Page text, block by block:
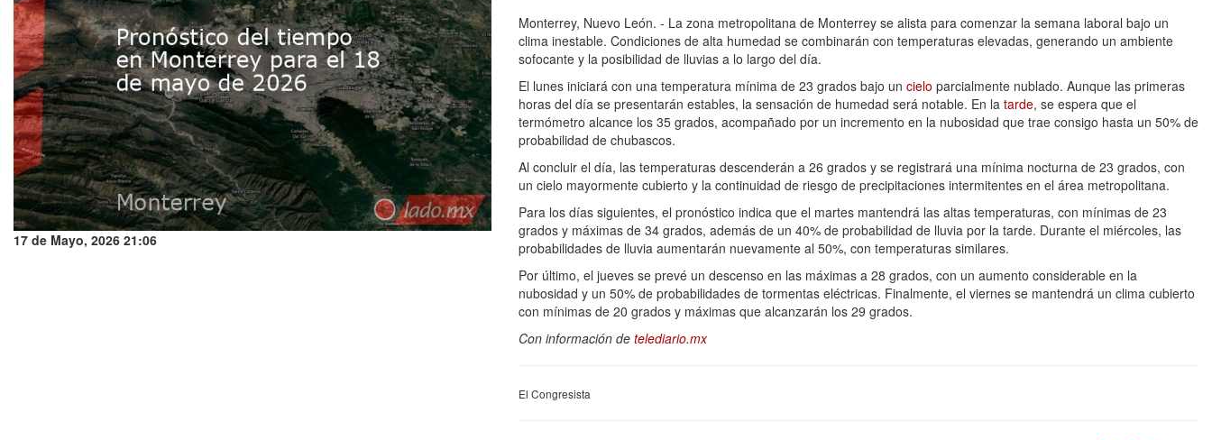
17 de Mayo, 2026 21:06
Monterrey, Nuevo León. - La zona metropolitana de Monterrey se alista para comenzar la semana laboral bajo un
clima inestable. Condiciones de alta humedad se combinarán con temperaturas elevadas, generando un ambiente
sofocante y la posibilidad de lluvias a lo largo del día.
El lunes iniciará con una temperatura mínima de 23 grados bajo un cielo parcialmente nublado. Aunque las primeras
horas del día se presentarán estables, la sensación de humedad será notable. En la tarde, se espera que el
termómetro alcance los 35 grados, acompañado por un incremento en la nubosidad que trae consigo hasta un 50% de
probabilidad de chubascos.
Al concluir el día, las temperaturas descenderán a 26 grados y se registrará una mínima nocturna de 23 grados, con
un cielo mayormente cubierto y la continuidad de riesgo de precipitaciones intermitentes en el área metropolitana.
Para los días siguientes, el pronóstico indica que el martes mantendrá las altas temperaturas, con mínimas de 23
grados y máximas de 34 grados, además de un 40% de probabilidad de lluvia por la tarde. Durante el miércoles, las
probabilidades de lluvia aumentarán nuevamente al 50%, con temperaturas similares.
Por último, el jueves se prevé un descenso en las máximas a 28 grados, con un aumento considerable en la
nubosidad y un 50% de probabilidades de tormentas eléctricas. Finalmente, el viernes se mantendrá un clima cubierto
con mínimas de 20 grados y máximas que alcanzarán los 29 grados.
Con información de telediario.mx
El Congresista